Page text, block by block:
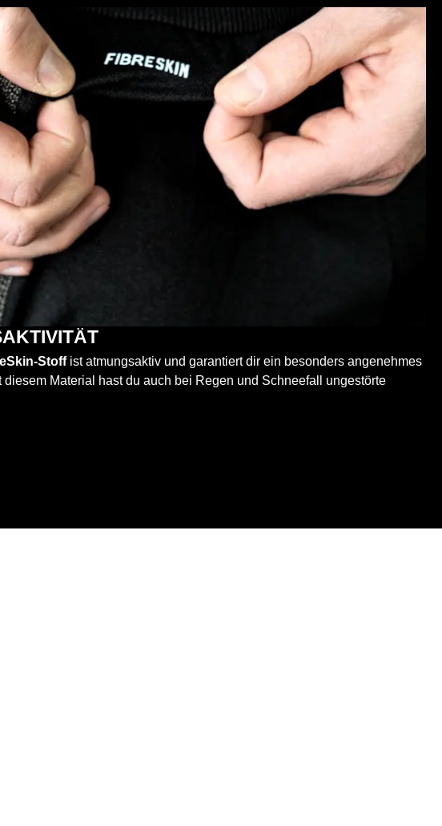
Stoff ist atmungsaktiv und garantiert dir ein besonders angenehmes
diesem Material hast du auch bei Regen und Schneefall ungestörte